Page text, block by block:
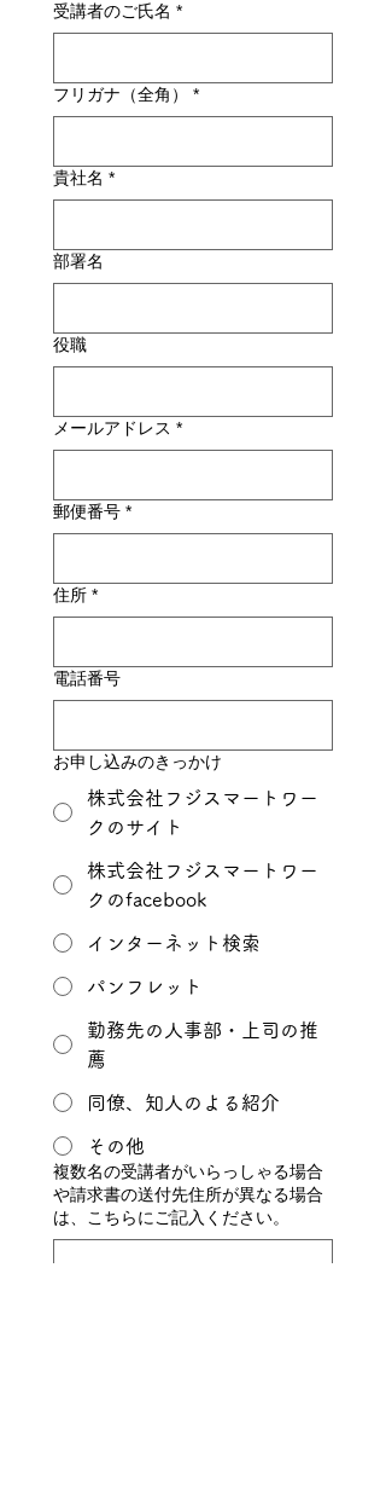
受講者のご氏名 *
フリガナ（全角） *
貴社名 *
部署名
役職
メールアドレス *
郵便番号 *
住所 *
電話番号
お申し込みのきっかけ
株式会社フジスマートワー
クのサイト
株式会社フジスマートワー
クのfacebook
インターネット検索
パンフレット
勤務先の人事部・上司の推
薦
同僚、知人のよる紹介
その他
複数名の受講者がいらっしゃる場合
や請求書の送付先住所が異なる場合
は、こちらにご記入ください。